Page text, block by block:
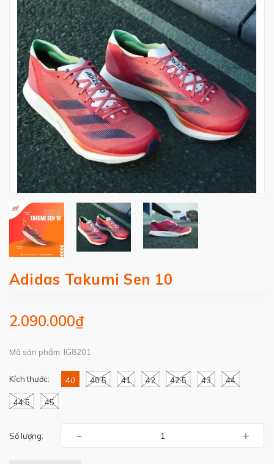
Adidas Takumi Sen 10
2.090.000₫
Mã sản phẩm: IG8201
Kích thước: 40 40.5 41 42 42.5 43 44
44.5 45
Số lượng: - +